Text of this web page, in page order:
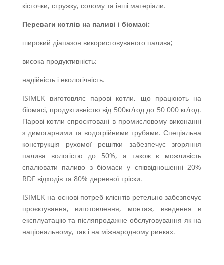
кісточки, стружку, солому та інші матеріали.
Переваги котлів на паливі і біомасі:
широкий діапазон використовуваного палива;
висока продуктивність;
надійність і екологічність.
ISIMEK виготовляє парові котли, що працюють на
біомасі, продуктивністю від 500кг/год до 50 000 кг/год.
Парові котли спроєктовані в промисловому виконанні
з димогарними та водогрійними трубами. Спеціальна
конструкція рухомої решітки забезпечує згоряння
палива вологістю до 50%, а також є можливість
спалювати паливо з біомаси у співвідношенні 20%
RDF відходів та 80% деревної тріски.
ISIMEK на основі потреб клієнтів ретельно забезпечує
проєктування, виготовлення, монтаж, введення в
експлуатацію та післяпродажне обслуговування як на
національному, так і на міжнародному ринках.